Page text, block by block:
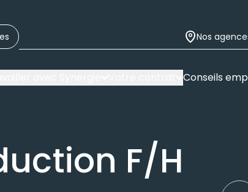
Nos
Conseils
F/H